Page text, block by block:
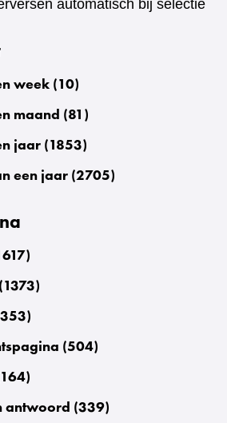
automatisch bij selectie
week (10)
maand (81 )
jaar (1853)
een jaar (2705)
)
(1373)
353)
(504)
164)
antwoord (339)